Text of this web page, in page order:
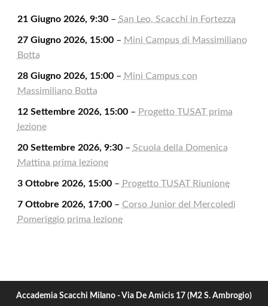
21 Giugno 2026, 9:30– San Leo, Scacchi in Fortezza
27 Giugno 2026, 15:00– Mini Campus di Massimiliano
Botta
28 Giugno 2026, 15:00– Mini Campus con
Massimiliano Botta
12 Settembre 2026, 15:00– Progetto TUSAT prima
lezione
20 Settembre 2026, 9:30– Scuola della Domenica
Mattina prima lezione
3 Ottobre 2026, 15:00– Progetto TUSAT Riunione
7 Ottobre 2026, 17:00– Corso Junior del Mercoledì
Pomeriggio prima lezione
Accademia Scacchi Milano - Via De Amicis 17 (M2 S. Ambrogio)